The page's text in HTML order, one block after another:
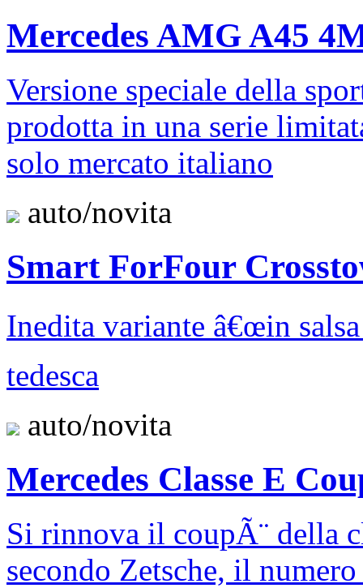
Mercedes AMG A45
Versione speciale della
prodotta in una serie
solo mercato italiano
auto/novita
Smart ForFour
Inedita variante â€œin
tedesca
auto/novita
Mercedes Classe E
Si rinnova il coupÃ¨ della
secondo Zetsche, il